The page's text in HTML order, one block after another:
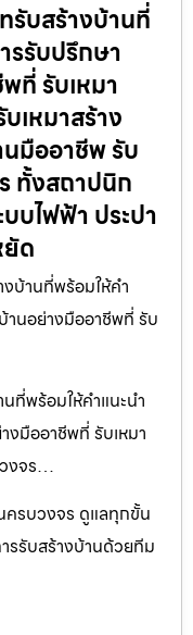
รับสร้างบ้านที่
รรับปรึกษา
ที่ รับเหมา
เหมาสร้าง
มืออาชีพ รับ
ทั้งสถาปนิก
บไฟฟ้า ประปา
ด
บ้านที่พร้อมให้คำ
านอย่างมืออาชีพที่ รับ
ที่พร้อมให้คำแนะนำ
มืออาชีพที่ รับเหมา
งจร…
ครบวงจร ดูแลทุกขั้น
รรับสร้างบ้านด้วยทีม